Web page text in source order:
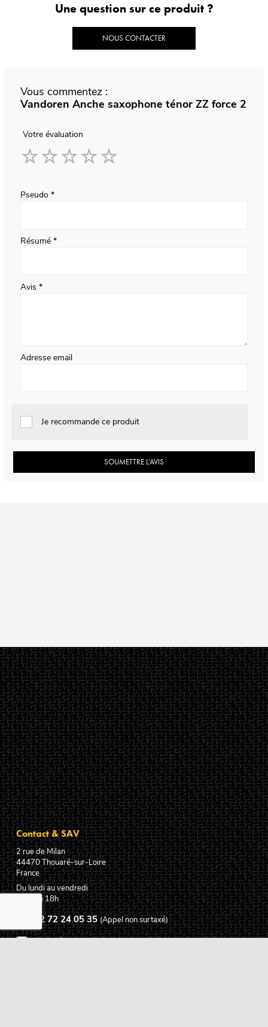
Une question sur ce produit ?
NOUS CONTACTER
Vous commentez :
Vandoren Anche saxophone ténor ZZ force 2
Votre évaluation
Pseudo
Résumé
Avis
Adresse email
Je recommande ce produit
SOUMETTRE L’AVIS
Contact & SAV
2 rue de Milan
44470Thouaré-sur-Loire
France
Du lundi au vendredi
De 9h à 18h
02 72 24 05 35 (Appel non surtaxé)
NOUS ÉCRIRE